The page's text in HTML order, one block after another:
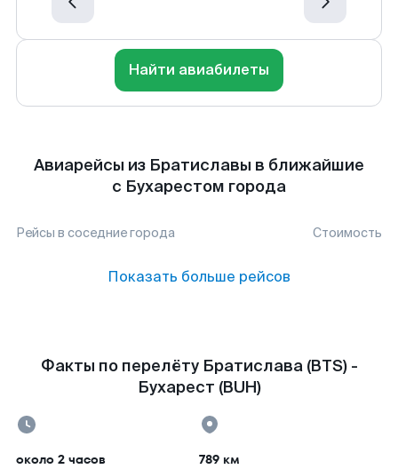
Найти авиабилеты
Авиарейсы из Братиславы в ближайшие
с Бухарестом города
Рейсы в соседние города Стоимость
Показать больше рейсов
Факты по перелёту Братислава (BTS) -
Бухарест (BUH)
около 2 часов 789 км